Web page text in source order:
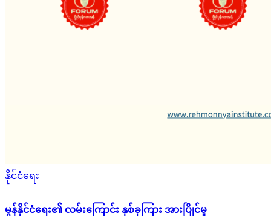
Posted
in
နိုင်ငံရေး
မွန်နိုင်ငံရေး၏ လမ်းကြောင်း နှစ်ခုကြား အားပြိုင်မှု